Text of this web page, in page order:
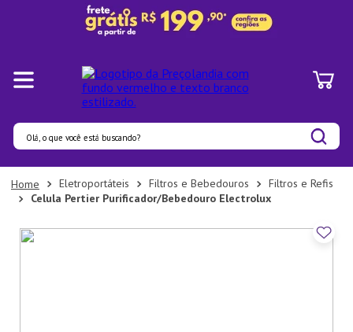
Olá, o que você está buscando?
Eletroportáteis Filtros e Bebedouros
Filtros e Refis
Celula Pertier Purificador/Bebedouro Electrolux
Termos mais buscados
1º
Pratos
2º
Panelas